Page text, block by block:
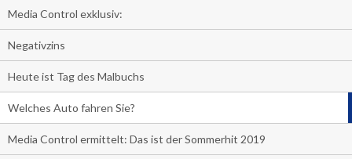
Media Control exklusiv:
Negativzins
Heute ist Tag des Malbuchs
Welches Auto fahren Sie?
Media Control ermittelt: Das ist der Sommerhit 2019